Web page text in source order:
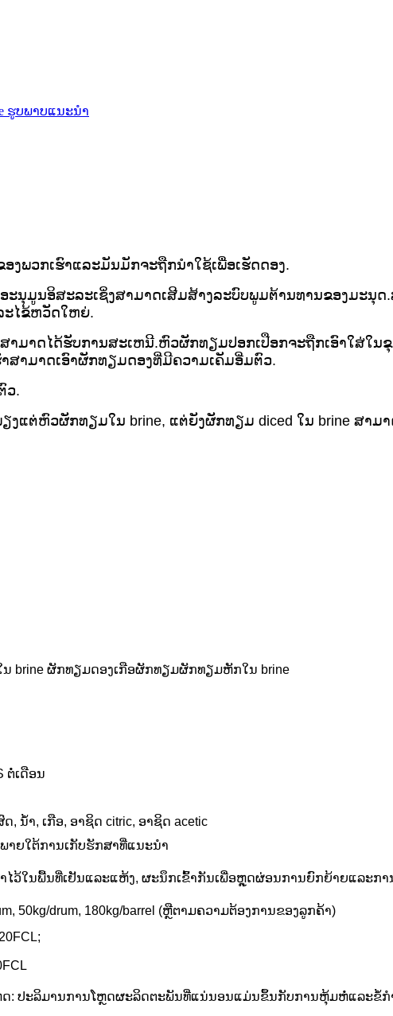
ພວກເຮົາແລະມັນມັກຈະຖືກນໍາໃຊ້ເພື່ອເຮັດດອງ.
ນຸມູນອິສະລະເຊິ່ງສາມາດເສີມສ້າງລະບົບພູມຕ້ານທານຂອງມະນຸ
ະໄຂ້ຫວັດໃຫຍ່.
າມາດໄດ້ຮັບການສະເຫນີ.ຫົວຜັກທຽມປອກເປືອກຈະຖືກເອົາໃສ່ໃ
ສາມາດເອົາຜັກທຽມດອງທີ່ມີຄວາມເຄັມອີ່ມຕົວ.
ວ.
ແຕ່ຫົວຜັກທຽມໃນ brine, ແຕ່ຍັງຜັກທຽມ diced ໃນ brine ສາ
brine ຜັກທຽມດອງເກືອຜັກທຽມຜັກທຽມຫັກໃນ brine
ຕໍ່ເດືອນ
, ນ້ໍາ, ເກືອ, ອາຊິດ citric, ອາຊິດ acetic
ພາຍໃຕ້ການເກັບຮັກສາທີ່ແນະນໍາ
ໄວ້ໃນພື້ນທີ່ເຢັນແລະແຫ້ງ, ຜະນຶກເຂົ້າກັນເພື່ອຫຼຸດຜ່ອນການຍົກຍ້າຍແລະກາ
50kg/drum, 180kg/barrel (ຫຼື​ຕາມ​ຄວາມ​ຕ້ອງ​ການ​ຂອງ​ລູກ​ຄ້າ​)
ດ: ປະລິມານການໂຫຼດຜະລິດຕະພັນທີ່ແນ່ນອນແມ່ນຂຶ້ນກັບການຫຸ້ມຫໍ່ແລະຂໍ້